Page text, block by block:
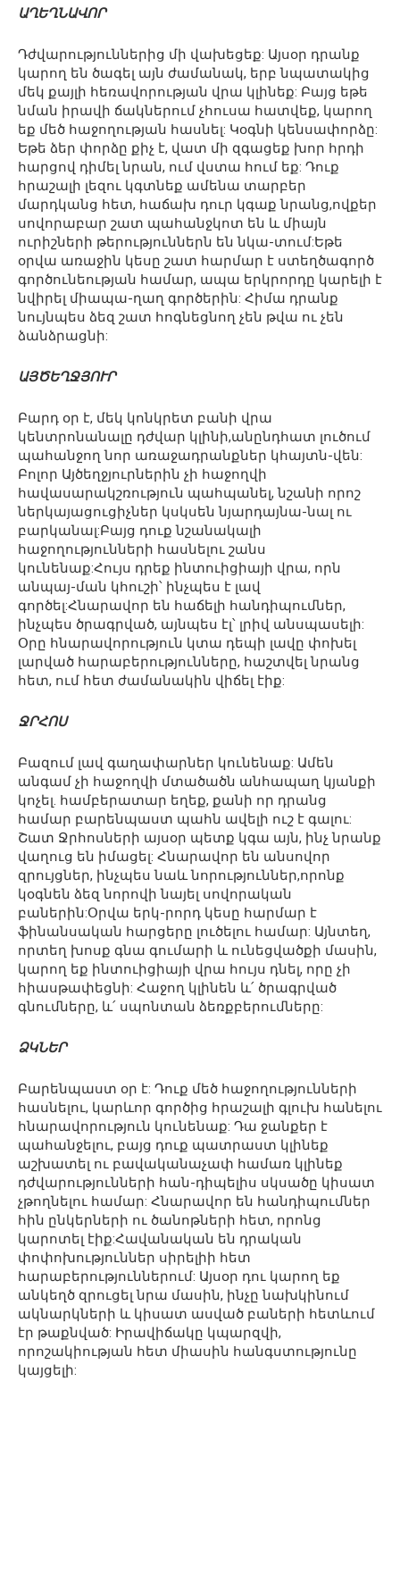
ԱՂԵՂՆԱՎՈՐ
Դժվարություններից մի վախեցեք: Այսօր դրանք
կարող են ծագել այն ժամանակ, երբ նպատակից
մեկ քայլի հեռավորության վրա կլինեք: Բայց եթե
նման իրավի ճակներում չհուսա հատվեք, կարող
եք մեծ հաջողության հասնել: Կօգնի կենսափորձը:
Եթե ձեր փորձը քիչ է, վատ մի զգացեք խոր հրդի
հարցով դիմել նրան, ում վստա հում եք: Դուք
հրաշալի լեզու կգտնեք ամենա տարբեր
մարդկանց հետ, հաճախ դուր կգաք նրանց,ովքեր
սովորաբար շատ պահանջկոտ են և միայն
ուրիշների թերություններն են նկա-տում:Եթե
օրվա առաջին կեսը շատ հարմար է ստեղծագործ
գործունեության համար, ապա երկրորդը կարելի է
նվիրել միապա-ղաղ գործերին: Հիմա դրանք
նույնպես ձեզ շատ հոգնեցնող չեն թվա ու չեն
ձանձրացնի:
ԱՅԾԵՂՋՅՈՒՐ
Բարդ օր է, մեկ կոնկրետ բանի վրա
կենտրոնանալը դժվար կլինի,անընդհատ լուծում
պահանջող նոր առաջադրանքներ կհայտն-վեն:
Բոլոր Այծեղջյուրներին չի հաջողվի
հավասարակշռություն պահպանել, նշանի որոշ
ներկայացուցիչներ կսկսեն նյարդայնա-նալ ու
բարկանալ:Բայց դուք նշանակալի
հաջողությունների հասնելու շանս
կունենաք:Հույս դրեք ինտուիցիայի վրա, որն
անպայ-ման կհուշի՝ ինչպես է լավ
գործել:Հնարավոր են հաճելի հանդիպումներ,
ինչպես ծրագրված, այնպես էլ՝ լրիվ անսպասելի:
Օրը հնարավորություն կտա դեպի լավը փոխել
լարված հարաբերությունները, հաշտվել նրանց
հետ, ում հետ ժամանակին վիճել էիք:
ՋՐՀՈՍ
Բազում լավ գաղափարներ կունենաք: Ամեն
անգամ չի հաջողվի մտածածն անհապաղ կյանքի
կոչել. համբերատար եղեք, քանի որ դրանց
համար բարենպաստ պահն ավելի ուշ է գալու:
Շատ Ջրհոսների այսօր պետք կգա այն, ինչ նրանք
վաղուց են իմացել: Հնարավոր են անսովոր
զրույցներ, ինչպես նաև նորություններ,որոնք
կօգնեն ձեզ նորովի նայել սովորական
բաներին:Օրվա երկ-րորդ կեսը հարմար է
ֆինանսական հարցերը լուծելու համար: Այնտեղ,
որտեղ խոսք գնա գումարի և ունեցվածքի մասին,
կարող եք ինտուիցիայի վրա հույս դնել, որը չի
հիասթափեցնի: Հաջող կլինեն և՛ ծրագրված
գնումները, և՛ սպոնտան ձեռքբերումները:
ՁԿՆԵՐ
Բարենպաստ օր է: Դուք մեծ հաջողությունների
հասնելու, կարևոր գործից հրաշալի գլուխ հանելու
հնարավորություն կունենաք: Դա ջանքեր է
պահանջելու, բայց դուք պատրաստ կլինեք
աշխատել ու բավականաչափ համառ կլինեք
դժվարությունների հան-դիպելիս սկսածը կիսատ
չթողնելու համար: Հնարավոր են հանդիպումներ
հին ընկերների ու ծանոթների հետ, որոնց
կարոտել էիք:Հավանական են դրական
փոփոխություններ սիրելիի հետ
հարաբերություններում: Այսօր դու կարող եք
անկեղծ զրուցել նրա մասին, ինչը նախկինում
ակնարկների և կիսատ ասված բաների հետևում
էր թաքնված: Իրավիճակը կպարզվի,
որոշակիության հետ միասին հանգստությունը
կայցելի: